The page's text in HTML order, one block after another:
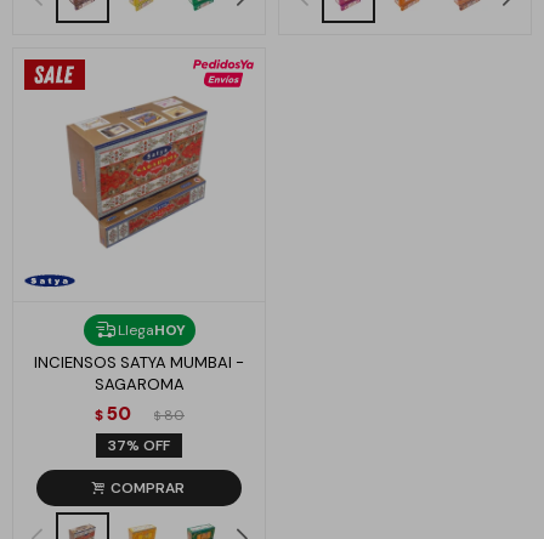
LlegaHOY
INCIENSOS SATYA MUMBAI -
SAGAROMA
$ 50 $ 80
37